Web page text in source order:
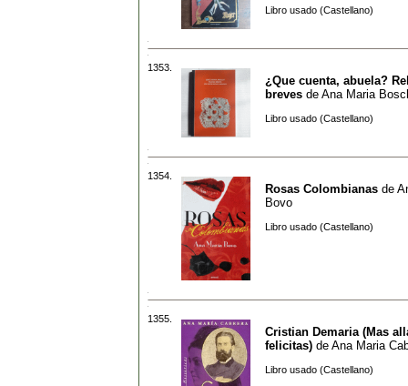
Libro usado (Castellano)
1353.
¿Que cuenta, abuela?
breves de Ana Maria
Libro usado (Castellano)
1354.
Rosas Colombianas de
Bovo
Libro usado (Castellano)
1355.
Cristian Demaria (Mas
felicitas) de Ana Maria
Libro usado (Castellano)